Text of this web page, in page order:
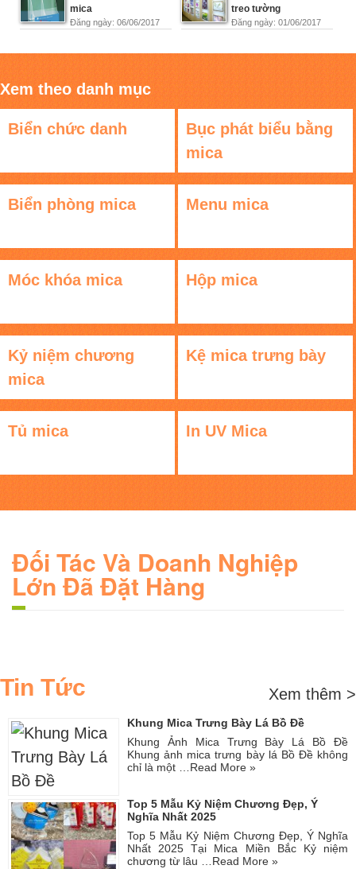
mica
Đăng ngày: 06/06/2017
treo tường
Đăng ngày: 01/06/2017
Xem theo danh mục
Biển chức danh
Bục phát biểu bằng
mica
Biển phòng mica Menu mica
Móc khóa mica Hộp mica
Kỷ niệm chương
mica
Kệ mica trưng bày
Tủ mica In UV Mica
Đối Tác Và Doanh Nghiệp
Lớn Đã Đặt Hàng
Tin Tức Xem thêm >
Khung Mica Trưng Bày Lá Bồ Đề
Khung Ảnh Mica Trưng Bày Lá Bồ Đề
Khung ảnh mica trưng bày lá Bồ Đề không
chỉ là một … Read More »
Top 5 Mẫu Kỷ Niệm Chương Đẹp, Ý
Nghĩa Nhất 2025
Top 5 Mẫu Kỷ Niệm Chương Đẹp, Ý Nghĩa
Nhất 2025 Tại Mica Miền Bắc Kỷ niệm
chương từ lâu … Read More »